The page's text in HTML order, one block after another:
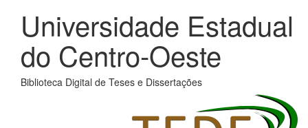
Universidade Estadual
do Centro-Oeste
Biblioteca Digital de Teses e Dissertações